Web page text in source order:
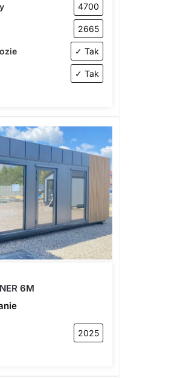
4700
2665
✓ Tak
✓ Tak
6M
2025